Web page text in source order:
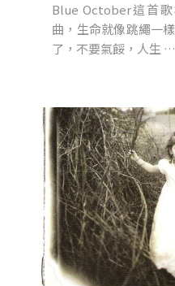
Blue October這首
曲，生命就像跳繩一
了，不要氣餒，人生